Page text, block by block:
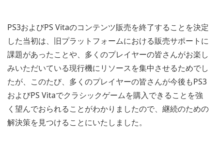
PS3およびPS Vitaのコンテンツ販売を終了することを決定
した当初は、旧プラットフォームにおける販売サポートに
課題があったことや、多くのプレイヤーの皆さんがお楽し
みいただいている現行機にリソースを集中させるためでし
たが、このたび、多くのプレイヤーの皆さんが今後もPS3
およびPS Vitaでクラシックゲームを購入できることを強
く望んでおられることがわかりましたので、継続のための
解決策を見つけることにいたしました。